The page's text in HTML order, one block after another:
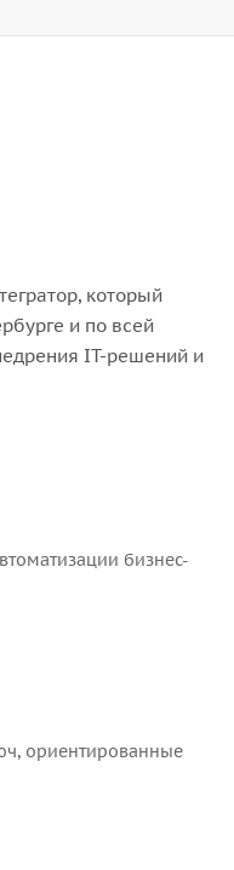
который
и по всей
IT-решений и
бизнес-
ориентированные